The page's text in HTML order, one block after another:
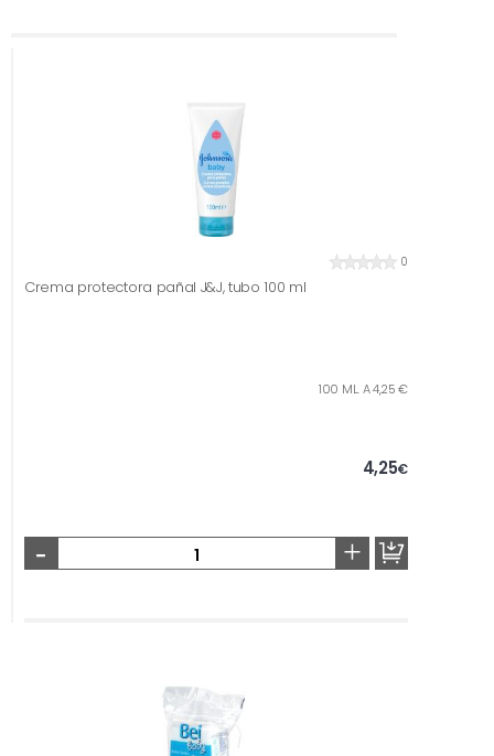
0
Crema protectora pañal J&J, tubo 100 ml
100 ML. A 4,25 €
4,25€
- +